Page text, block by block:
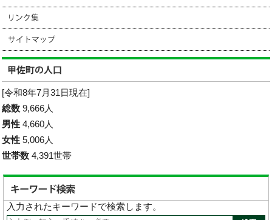
[令和8年7月31日現在]
総数 9,666人
男性 4,660人
女性 5,006人
世帯数 4,391世帯
入力されたキーワードで検索します。